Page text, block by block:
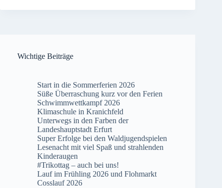
Wichtige Beiträge
Start in die Sommerferien 2026
Süße Überraschung kurz vor den Ferien
Schwimmwettkampf 2026
Klimaschule in Kranichfeld
Unterwegs in den Farben der
Landeshauptstadt Erfurt
Super Erfolge bei den Waldjugendspielen
Lesenacht mit viel Spaß und strahlenden
Kinderaugen
#Trikottag – auch bei uns!
Lauf im Frühling 2026 und Flohmarkt
Cosslauf 2026